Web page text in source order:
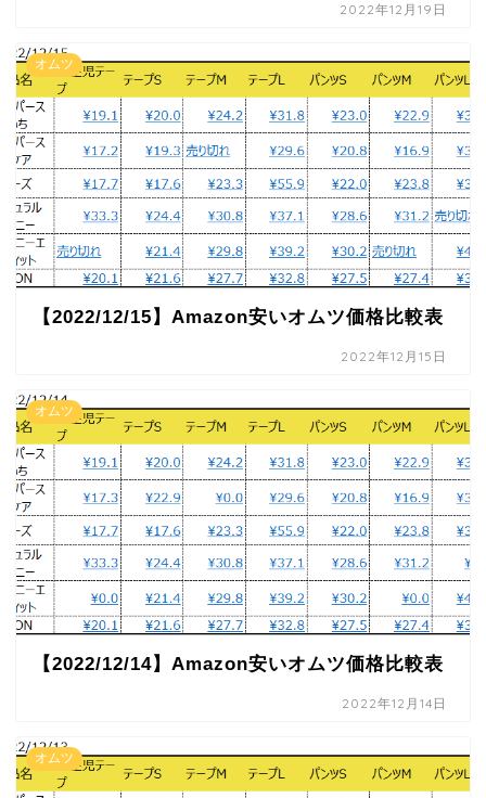
2022年12月19日
オムツ
【2022/12/15】Amazon安いオムツ価格比較表
2022年12月15日
オムツ
【2022/12/14】Amazon安いオムツ価格比較表
2022年12月14日
オムツ